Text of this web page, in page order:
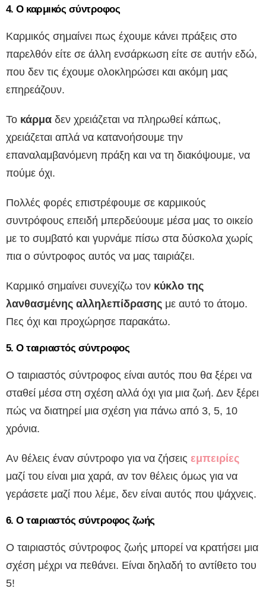
4. Ο καρμικός σύντροφος
Καρμικός σημαίνει πως έχουμε κάνει πράξεις στο
παρελθόν είτε σε άλλη ενσάρκωση είτε σε αυτήν εδώ,
που δεν τις έχουμε ολοκληρώσει και ακόμη μας
επηρεάζουν.
Το κάρμα δεν χρειάζεται να πληρωθεί κάπως,
χρειάζεται απλά να κατανοήσουμε την
επαναλαμβανόμενη πράξη και να τη διακόψουμε, να
πούμε όχι.
Πολλές φορές επιστρέφουμε σε καρμικούς
συντρόφους επειδή μπερδεύουμε μέσα μας το οικείο
με το συμβατό και γυρνάμε πίσω στα δύσκολα χωρίς
πια ο σύντροφος αυτός να μας ταιριάζει.
Καρμικό σημαίνει συνεχίζω τον κύκλο της
λανθασμένης αλληλεπίδρασης με αυτό το άτομο.
Πες όχι και προχώρησε παρακάτω.
5. Ο ταιριαστός σύντροφος
Ο ταιριαστός σύντροφος είναι αυτός που θα ξέρει να
σταθεί μέσα στη σχέση αλλά όχι για μια ζωή. Δεν ξέρει
πώς να διατηρεί μια σχέση για πάνω από 3, 5, 10
χρόνια.
Αν θέλεις έναν σύντροφο για να ζήσεις εμπειρίες
μαζί του είναι μια χαρά, αν τον θέλεις όμως για να
γεράσετε μαζί που λέμε, δεν είναι αυτός που ψάχνεις.
6. Ο ταιριαστός σύντροφος ζωής
Ο ταιριαστός σύντροφος ζωής μπορεί να κρατήσει μια
σχέση μέχρι να πεθάνει. Είναι δηλαδή το αντίθετο του
5!